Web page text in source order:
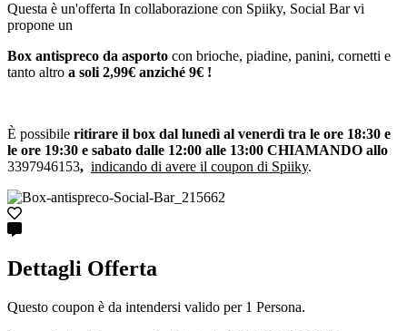
Questa è un'offerta In collaborazione con Spiiky, Social Bar vi
propone un
Box antispreco da asporto con brioche, piadine, panini, cornetti e
tanto altro a soli 2,99€ anziché 9€ !
È possibile ritirare il box dal lunedì al venerdì tra le ore 18:30 e
le ore 19:30 e sabato dalle 12:00 alle 13:00 CHIAMANDO allo
3397946153, indicando di avere il coupon di Spiiky.
Dettagli Offerta
Questo coupon è da intendersi valido per 1 Persona.